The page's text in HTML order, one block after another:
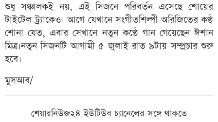
শুধু সঞ্চালকই নয়, এই সিজনে পরিবর্তন এসেছে শোয়ের
টাইটেল ট্র্যাকেও। আগে যেখানে সংগীতশিল্পী অরিজিতের কণ্ঠ
শোনা যেত, এবার সেখানে নতুন কণ্ঠে গান গেয়েছেন ঈশান
মিত্র।নতুন সিজনটি আগামী ৫ জুলাই রাত ৯টায় সম্প্রচার শুরু
হবে।
মুসআব/
শেয়ারনিউজ২৪ ইউটিউব চ্যানেলের সঙ্গে থাকতে